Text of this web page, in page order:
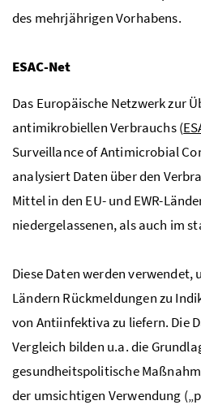
des mehrjährigen Vorhabens.
ESAC-Net
Das Europäische Netzwerk zur
antimikrobiellen Verbrauchs (
Surveillance of Antimicrobial
analysiert Daten über den
Mittel in den EU- und EWR-
niedergelassenen, als auch im
Diese Daten werden verwendet,
Ländern Rückmeldungen zu
von Antiinfektiva zu liefern. Die
Vergleich bilden u.a.die
gesundheitspolitische
der umsichtigen Verwendung („